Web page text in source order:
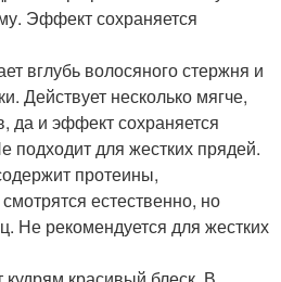
Эффект сохраняется
вглубь волосяного стержня и
Действует несколько мягче,
да и эффект сохраняется
подходит для жестких прядей.
протеины,
естественно, но
Не рекомендуется для жестких